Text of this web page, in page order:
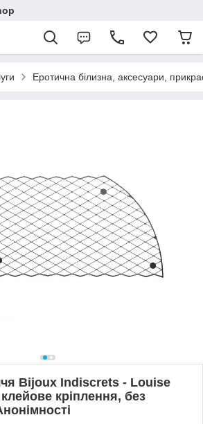
Еротична білизна, аксесуари,
Bijoux Indiscrets - Louise
кріплення, без